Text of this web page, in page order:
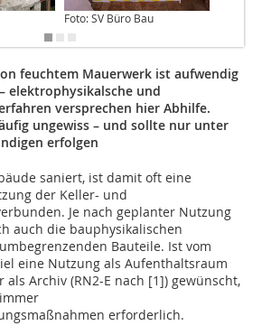
Foto: SV Büro Bau
feuchtem Mauerwerk ist aufwendig
elektrophysikalsche und
versprechen hier Abhilfe.
ungewiss – und sollte nur unter
erfolgen
saniert, ist damit oft eine
der Keller- und
Je nach geplanter Nutzung
auch die bauphysikalischen
Bauteile. Ist vom
eine Nutzung als Aufenthaltsraum
als Archiv (RN2-E nach [1]) gewünscht,
erforderlich.